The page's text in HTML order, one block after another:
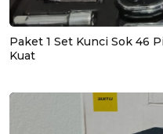
Paket 1 Set Kunci Sok 46
Kuat